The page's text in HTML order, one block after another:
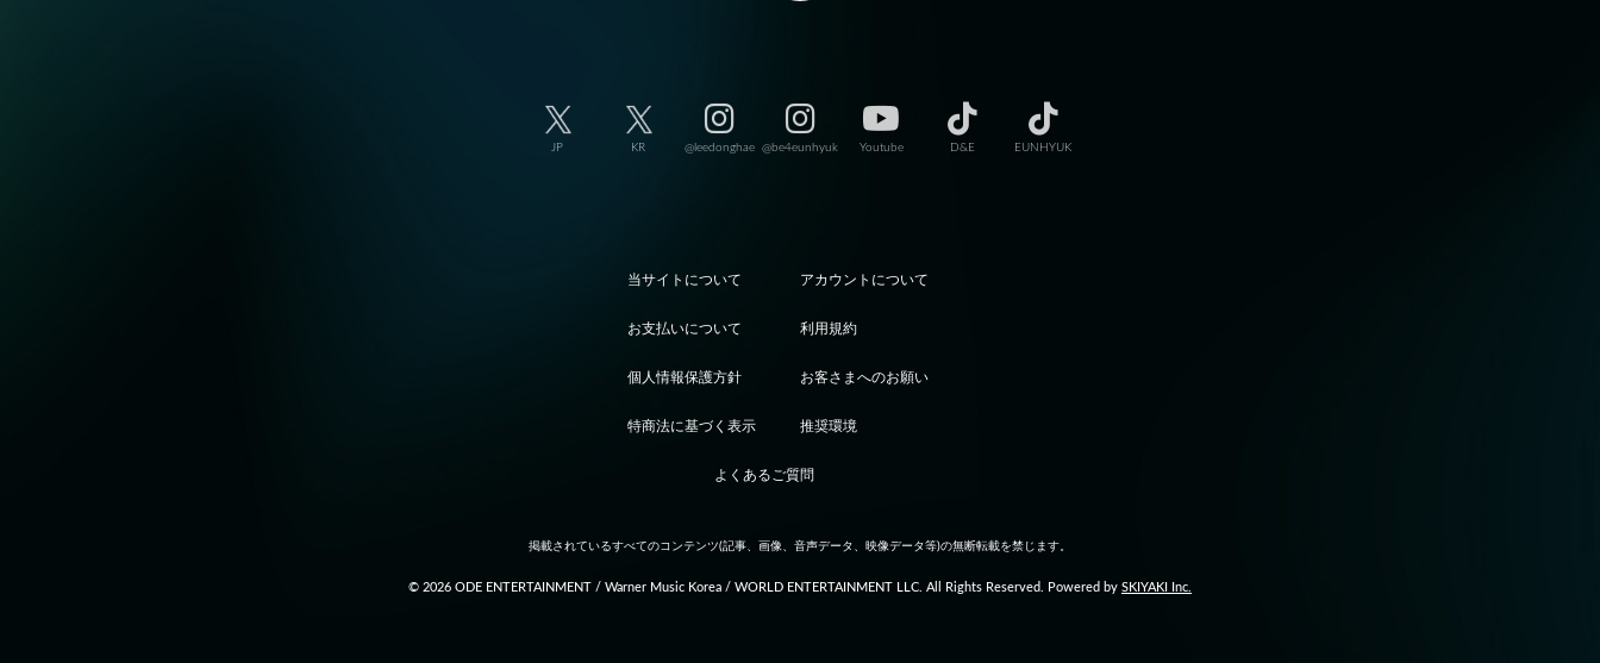
JP KR @leedonghae @be4eunhyuk Youtube D&E EUNHYUK
当サイトについて アカウントについて
お支払いについて 利用規約
個人情報保護方針 お客さまへのお願い
特商法に基づく表示 推奨環境
よくあるご質問
掲載されているすべてのコンテンツ(記事、画像、音声データ、映像データ等)の無断転載を禁じます。
© 2026 ODE ENTERTAINMENT / Warner Music Korea / WORLD ENTERTAINMENT LLC. All Rights Reserved. Powered by SKIYAKI Inc.